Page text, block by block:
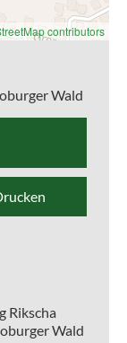
contributors
Wald
Rikscha
Wald